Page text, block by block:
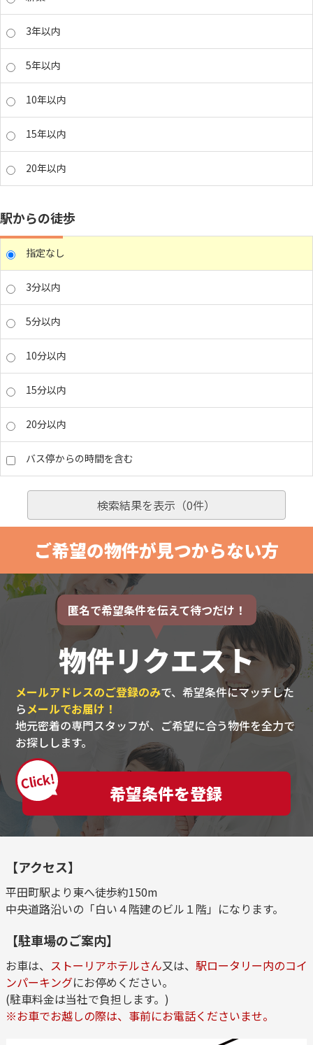
3年以内
5年以内
10年以内
15年以内
20年以内
駅からの徒歩
指定なし
3分以内
5分以内
10分以内
15分以内
20分以内
バス停からの時間を含む
検索結果を表示（0件）
ご希望の物件が見つからない方
匿名で希望条件を伝えて待つだけ！
物件リクエスト
メールアドレスのご登録のみで、希望条件にマッチした
らメールでお届け！
地元密着の専門スタッフが、ご希望に合う物件を全力で
お探しします。
Click!
希望条件を登録
【アクセス】
平田町駅より東へ徒歩約150m
中央道路沿いの「白い４階建のビル１階」になります。
【駐車場のご案内】
お車は、 ストーリアホテルさん又は、 駅ロータリー内のコイ
ンパーキングにお停めください。
(駐車料金は当社で負担します。)
※お車でお越しの際は、事前にお電話くださいませ。